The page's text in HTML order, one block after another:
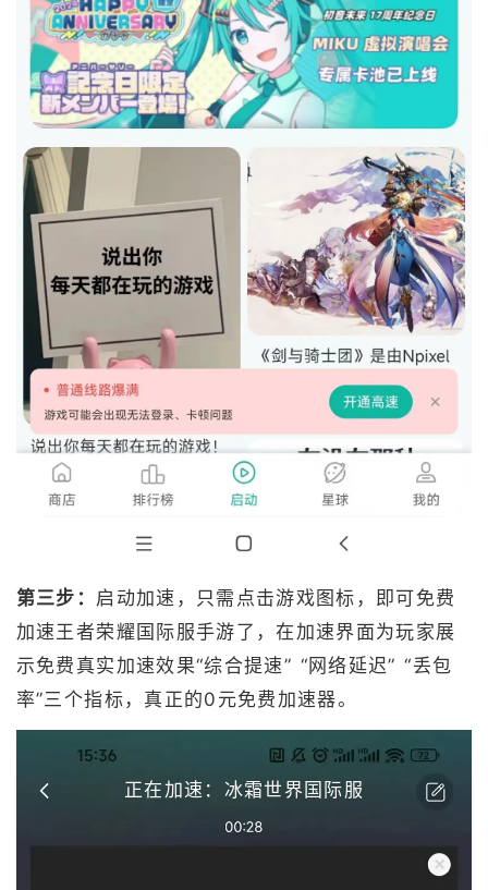
第三步： 启动加速，只需点击游戏图标，即可免费
加速王者荣耀国际服手游了，在加速界面为玩家展
示免费真实加速效果“综合提速” “网络延迟” “丢包
率”三个指标，真正的0元免费加速器。
正在加速：冰霜世界国际服